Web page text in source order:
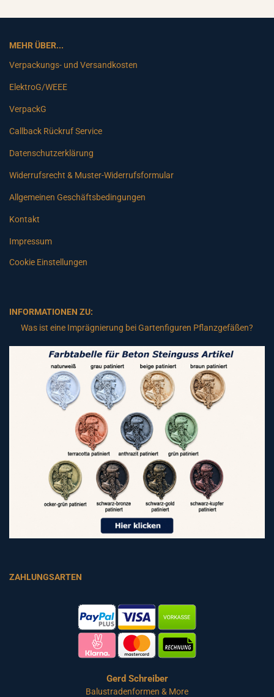
MEHR ÜBER...
Verpackungs- und Versandkosten
ElektroG/WEEE
VerpackG
Callback Rückruf Service
Datenschutzerklärung
Widerrufsrecht & Muster-Widerrufsformular
Allgemeinen Geschäftsbedingungen
Kontakt
Impressum
Cookie Einstellungen
INFORMATIONEN ZU:
Was ist eine Imprägnierung bei Gartenfiguren Pflanzgefäßen?
ZAHLUNGSARTEN
Gerd Schreiber
Balustradenformen & More